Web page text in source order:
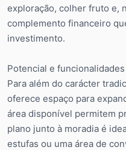
exploração, colher fruto e,
complemento financeiro
investimento.
Potencial e
Para além do carácter
oferece espaço para
área disponível permitem
plano junto à moradia é
estufas ou uma área de